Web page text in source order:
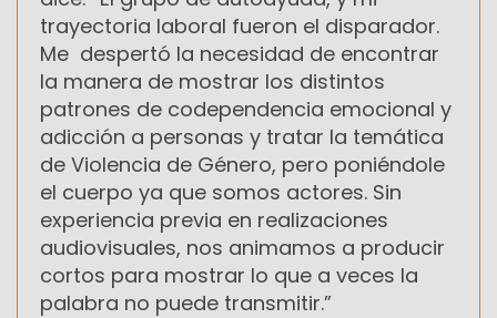
trayectoria laboral fueron el disparador.
Me despertó la necesidad de encontrar
la manera de mostrar los distintos
patrones de codependencia emocional y
adicción a personas y tratar la temática
de Violencia de Género, pero poniéndole
el cuerpo ya que somos actores. Sin
experiencia previa en realizaciones
audiovisuales, nos animamos a producir
cortos para mostrar lo que a veces la
palabra no puede transmitir.”